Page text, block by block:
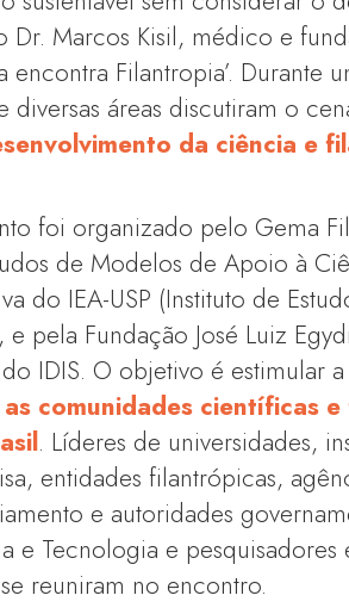
Dr. Marcos Kisil, médico e
Filantropia’. Durante
diversas áreas discutiram o
da ciência e
foi organizado pelo Gema
de Modelos de Apoio à
do IEA-USP (Instituto de
e pela Fundação José Luiz
IDIS. O objetivo é estimular a
comunidades científicas
. Líderes de universidades,
entidades filantrópicas,
e autoridades
e Tecnologia e pesquisadores
reuniram no encontro.